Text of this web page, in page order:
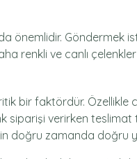
önemlidir. Göndermek
renkli ve canlı
bir faktördür.
siparişi verirken
doğru zamanda doğru